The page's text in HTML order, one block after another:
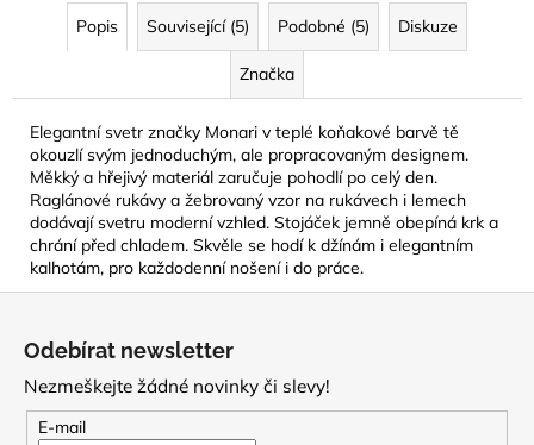
Popis Související (5) Podobné (5) Diskuze
Značka
Elegantní svetr značky Monari v teplé koňakové barvě tě
okouzlí svým jednoduchým, ale propracovaným designem.
Měkký a hřejivý materiál zaručuje pohodlí po celý den.
Raglánové rukávy a žebrovaný vzor na rukávech i lemech
dodávají svetru moderní vzhled. Stojáček jemně obepíná krk a
chrání před chladem. Skvěle se hodí k džínám i elegantním
kalhotám, pro každodenní nošení i do práce.
Odebírat newsletter
Nezmeškejte žádné novinky či slevy!
E-mail